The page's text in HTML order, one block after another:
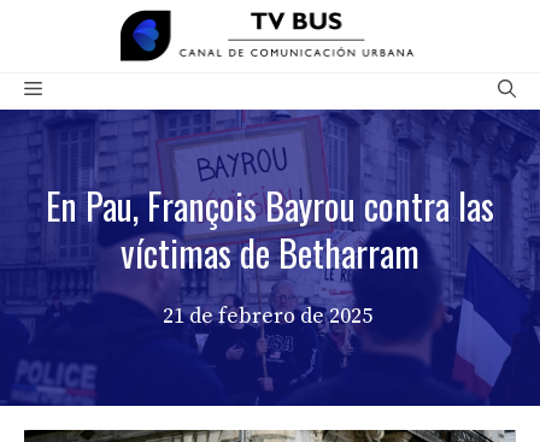
contenido
Menú
En Pau, François Bayrou contra las
víctimas de Betharram
21 de febrero de 2025